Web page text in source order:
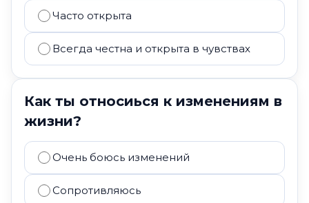
Часто открыта
Всегда честна и открыта в чувствах
Как ты относиься к изменениям в
жизни?
Очень боюсь изменений
Сопротивляюсь